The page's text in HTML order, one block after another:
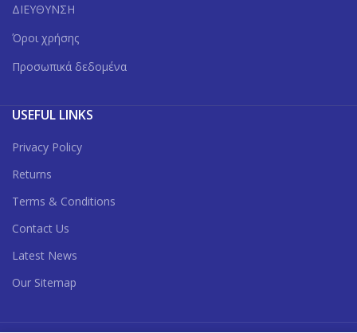
ΔΙΕΥΘΥΝΣΗ
Όροι χρήσης
Προσωπικά δεδομένα
USEFUL LINKS
Privacy Policy
Returns
Terms & Conditions
Contact Us
Latest News
Our Sitemap